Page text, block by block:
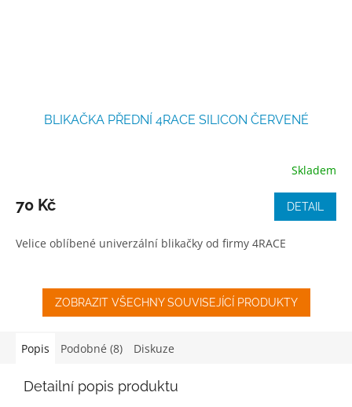
BLIKAČKA PŘEDNÍ 4RACE SILICON ČERVENÉ
Skladem
70 Kč DETAIL
Velice oblíbené univerzální blikačky od firmy 4RACE
ZOBRAZIT VŠECHNY SOUVISEJÍCÍ PRODUKTY
Popis Podobné (8) Diskuze
Detailní popis produktu